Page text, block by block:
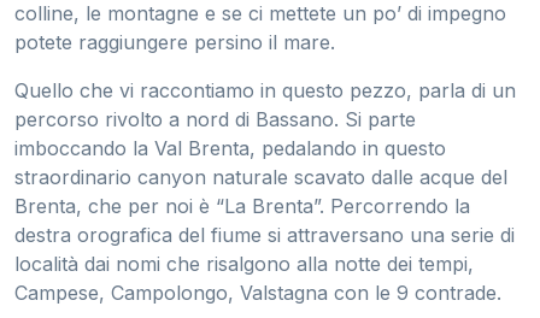
colline, le montagne e se ci mettete un po’ di impegno
potete raggiungere persino il mare.
Quello che vi raccontiamo in questo pezzo, parla di un
percorso rivolto a nord di Bassano. Si parte
imboccando la Val Brenta, pedalando in questo
straordinario canyon naturale scavato dalle acque del
Brenta, che per noi è “La Brenta”. Percorrendo la
destra orografica del fiume si attraversano una serie di
località dai nomi che risalgono alla notte dei tempi,
Campese, Campolongo, Valstagna con le 9 contrade.